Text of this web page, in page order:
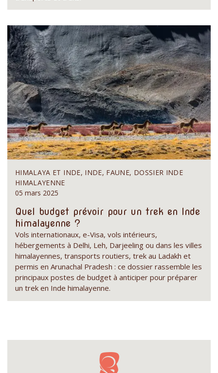
HIMALAYA ET INDE, INDE, FAUNE, DOSSIER INDE
HIMALAYENNE
05 mars 2025
Quel budget prévoir pour un trek en Inde
himalayenne ?
Vols internationaux, e-Visa, vols intérieurs,
hébergements à Delhi, Leh, Darjeeling ou dans les villes
himalayennes, transports routiers, trek au Ladakh et
permis en Arunachal Pradesh : ce dossier rassemble les
principaux postes de budget à anticiper pour préparer
un trek en Inde himalayenne.